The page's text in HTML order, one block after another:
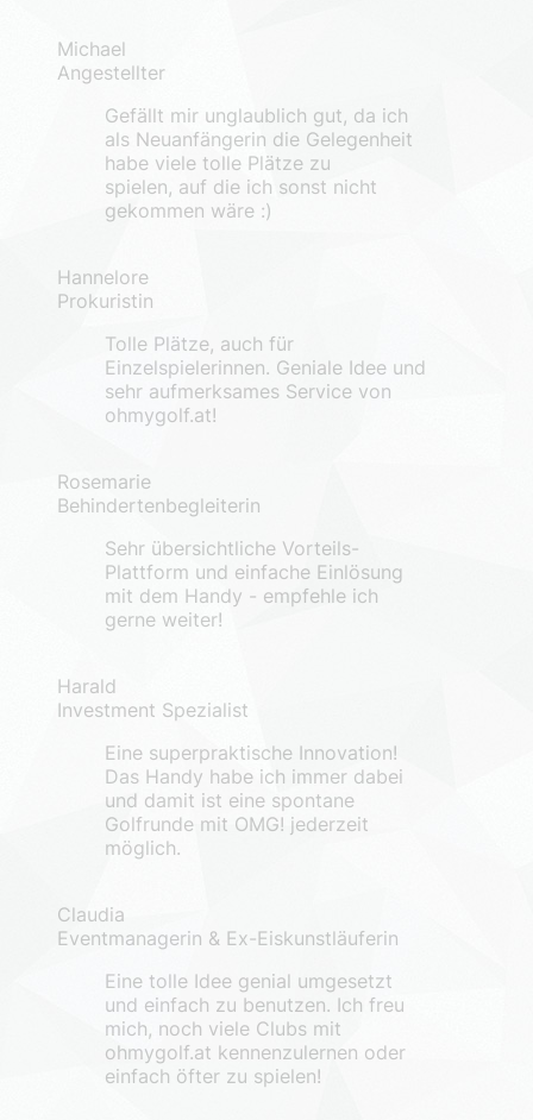
Michael
Angestellter
Gefällt mir unglaublich gut, da ich
als Neuanfängerin die Gelegenheit
habe viele tolle Plätze zu
spielen, auf die ich sonst nicht
gekommen wäre :)
Hannelore
Prokuristin
Tolle Plätze, auch für
Einzelspielerinnen. Geniale Idee und
sehr aufmerksames Service von
ohmygolf.at!
Rosemarie
Behindertenbegleiterin
Sehr übersichtliche Vorteils-
Plattform und einfache Einlösung
mit dem Handy - empfehle ich
gerne weiter!
Harald
Investment Spezialist
Eine superpraktische Innovation!
Das Handy habe ich immer dabei
und damit ist eine spontane
Golfrunde mit OMG! jederzeit
möglich.
Claudia
Eventmanagerin & Ex-Eiskunstläuferin
Eine tolle Idee genial umgesetzt
und einfach zu benutzen. Ich freu
mich, noch viele Clubs mit
ohmygolf.at kennenzulernen oder
einfach öfter zu spielen!